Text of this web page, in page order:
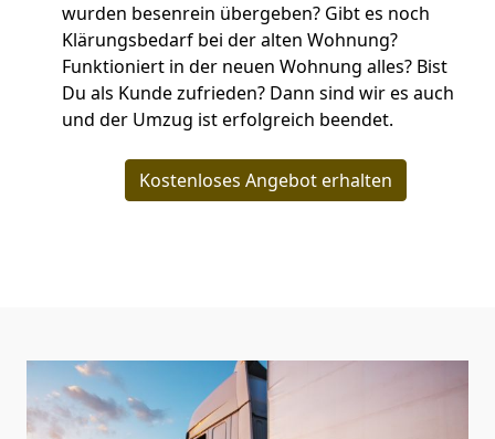
wurden besenrein übergeben? Gibt es noch
Klärungsbedarf bei der alten Wohnung?
Funktioniert in der neuen Wohnung alles? Bist
Du als Kunde zufrieden? Dann sind wir es auch
und der Umzug ist erfolgreich beendet.
Kostenloses Angebot erhalten